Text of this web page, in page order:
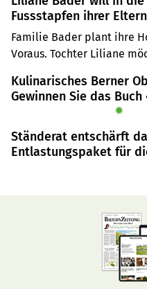
Fussstapfen ihrer
Familie Bader plant ihre
Voraus. Tochter Liliane
jetzt ist für die Familie
soll.
Kulinarisches Berner
Gewinnen Sie das
✹
Ständerat entschärft
Entlastungspaket für